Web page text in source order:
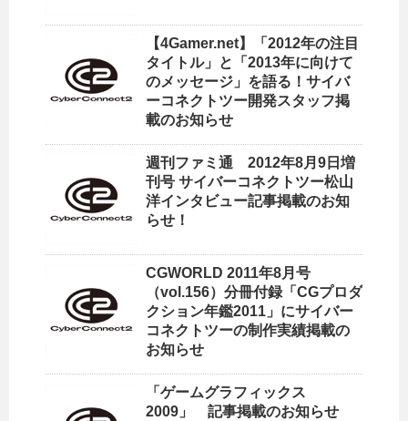
【4Gamer.net】「2012年の注目
タイトル」と「2013年に向けて
のメッセージ」を語る！サイバ
ーコネクトツー開発スタッフ掲
載のお知らせ
週刊ファミ通 2012年8月9日増
刊号 サイバーコネクトツー松山
洋インタビュー記事掲載のお知
らせ！
CGWORLD 2011年8月号
（vol.156）分冊付録「CGプロダ
クション年鑑2011」にサイバー
コネクトツーの制作実績掲載の
お知らせ
「ゲームグラフィックス
2009」 記事掲載のお知らせ